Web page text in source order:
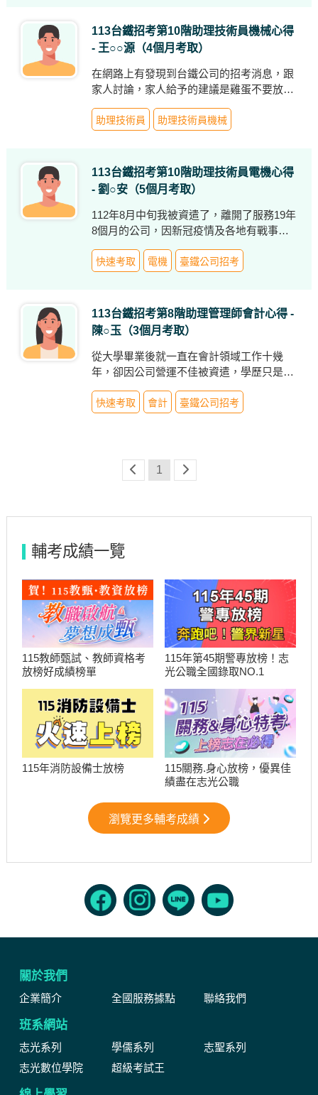
一方面激勵自己給自己壓力，另一方面測試
自己的水準，平日都是夜間工作，所以只能
利用白天時間到志光數位學院觀看視訊課
程，本來準備考試時間就緊湊了再加上跨越
本身專業領域，更是雪上加霜，所以考試放
定決心專攻本身專業機械領域，並給自己多
113台鐵招考第10階助理技術員機械心得
- 王○○源（4個月考取）
在網路上有發現到台鐵公司的招考消息，跟
家人討論，家人給予的建議是雞蛋不要放在
是到現階段了，應該是先求有再求好，所以
助理技術員 助理技術員機械
113台鐵招考第10階助理技術員電機心得
- 劉○安（5個月考取）
112年8月中旬我被資遣了，離開了服務19年
8個月的公司，因新冠疫情及各地有戰事而
亦也急速減少，為節省人事成本的支出，於
料找工作，但現今已經五十多歲的中年大
叔，想回到原先孰悉的電機相關工作機會已
不多了，求職期間斷斷續續共投遞20封求職
信，只收到2封面試通知，面試後也沒下
文，資遣後，因找工作不順利，曾想過找一
技術，並且想找個穩定的工作，於是決定要
快速考取 電機 臺鐵公司招考
113台鐵招考第8階助理管理師會計心得 -
陳○玉（3個月考取）
從大學畢業後就一直在會計領域工作十幾
年，卻因公司營運不佳被資遣，學歷只是私
年紀已破40大關，卻面臨中年失業，覺得自
便開始全心全意的準備考試，這段時間的情
緒低落及鬱悶，真的只有身臨其境的人才能
快速考取 會計 臺鐵公司招考
1
輔考成績一覽
115教師甄試、教師資格考
放榜好成績榜單
115年第45期警專放榜！志
光公職全國錄取NO.1
115年消防設備士放榜
115關務.身心放榜，優異佳
績盡在志光公職
瀏覽更多輔考成績
關於我們
企業簡介 全國服務據點 聯絡我們
班系網站
志光系列 學儒系列
志聖系列
志光數位學院
超級考試王